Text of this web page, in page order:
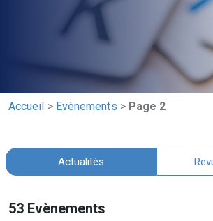
Accueil > Evènements > Page 2
Actualités
53 Evènements